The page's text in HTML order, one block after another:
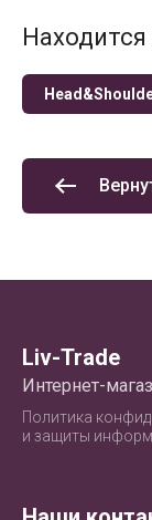
Liv-Trade
Интернет-
Политика
и защиты